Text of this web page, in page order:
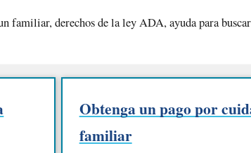
familiar, derechos de la ley ADA, ayuda para
Obtenga un pago por
familiar